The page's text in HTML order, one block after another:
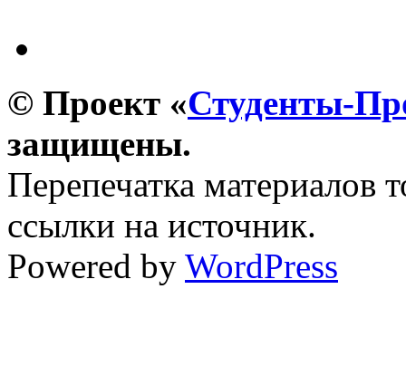
© Проект «Студенты-
защищены.
Перепечатка материалов
ссылки на источник.
Powered by WordPress